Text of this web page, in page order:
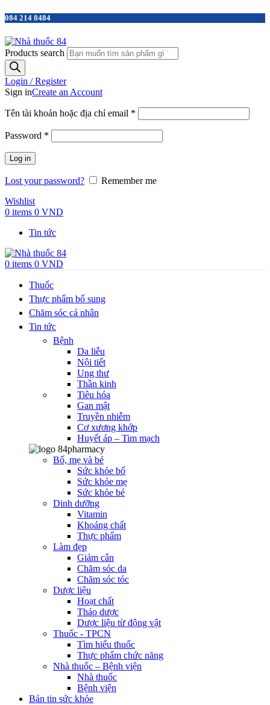
084 214 8484
Products search
Login / Register
Sign inCreate an Account
Tên tài khoản hoặc địa chỉ email *
Password *
Log in
Lost your password?
Remember me
Wishlist
0 items 0 VND
Tin tức
0 items 0 VND
Thuốc
Thực phẩm bổ sung
Chăm sóc cá nhân
Tin tức
Bệnh
Da liễu
Nội tiết
Ung thư
Thần kinh
Tiêu hóa
Gan mật
Truyền nhiễm
Cơ xương khớp
Huyết áp – Tim mạch
Bố, mẹ và bé
Sức khỏe bố
Sức khỏe mẹ
Sức khỏe bé
Dinh dưỡng
Vitamin
Khoáng chất
Thực phẩm
Làm đẹp
Giảm cân
Chăm sóc da
Chăm sóc tóc
Dược liệu
Hoạt chất
Thảo dược
Dược liệu từ động vật
Thuốc - TPCN
Tìm hiểu thuốc
Thực phẩm chức năng
Nhà thuốc – Bệnh viện
Nhà thuốc
Bệnh viện
Bản tin sức khỏe